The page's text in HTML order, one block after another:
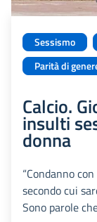
Sessismo
Parità di
Calcio.
insulti
donna
“Condanno
secondo cui
Sono parole